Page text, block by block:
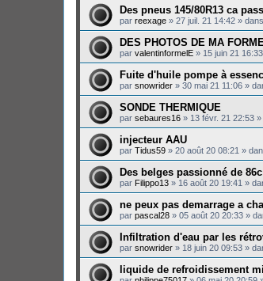
Des pneus 145/80R13 ca
par reexage » 27 juil. 21 14:42 » dans
DES PHOTOS DE MA
par valentinformelE » 15 juin 21 16:33
Fuite d'huile pompe à
par snowrider » 30 mai 21 11:06 »
SONDE THERMIQUE
par sebaures16 » 13 févr. 21 22:53 »
injecteur AAU
par Tidus59 » 20 août 20 08:21 »
Des belges passionné de
par Filippo13 » 16 août 20 19:41 »
ne peux pas demarrage a
par pascal28 » 05 août 20 20:33 »
Infiltration d'eau par les
par snowrider » 18 juin 20 09:53 »
liquide de refroidissement